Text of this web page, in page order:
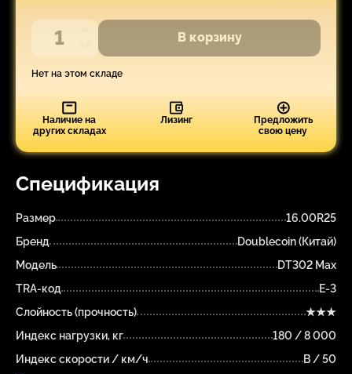
Спецификация
Размер
16.00R25
Бренд
Doublecoin (Китай)
Модель
DT302 Max
TRA-код
E-3
Слойность (прочность)
★★★
Индекс нагрузки, кг
180 / 8 000
Индекс скорости / км/ч
B / 50
В корзину
Нет на этом складе
Наличие на
других складах
Лизинг
Предложить
свою цену